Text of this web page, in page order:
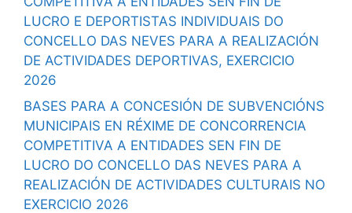
LUCRO E DEPORTISTAS INDIVIDUAIS DO
CONCELLO DAS NEVES PARA A REALIZACIÓN
DE ACTIVIDADES DEPORTIVAS, EXERCICIO
2026
BASES PARA A CONCESIÓN DE SUBVENCIÓNS
MUNICIPAIS EN RÉXIME DE CONCORRENCIA
COMPETITIVA A ENTIDADES SEN FIN DE
LUCRO DO CONCELLO DAS NEVES PARA A
REALIZACIÓN DE ACTIVIDADES CULTURAIS NO
EXERCICIO 2026